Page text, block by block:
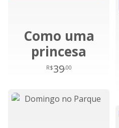
Como uma
princesa
R$39,00